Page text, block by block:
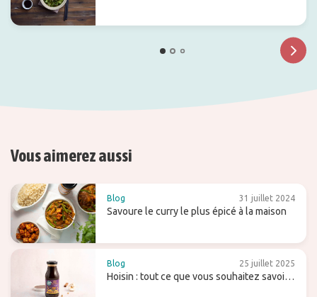
Vous aimerez aussi
Blog 31 juillet 2024
Savoure le curry le plus épicé à la maison
Blog 25 juillet 2025
Hoisin : tout ce que vous souhaitez savoir